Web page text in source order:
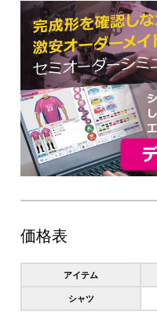
価格表
アイテム
シャツ